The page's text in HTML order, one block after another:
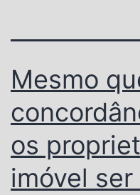
Mesmo
os
imóvel